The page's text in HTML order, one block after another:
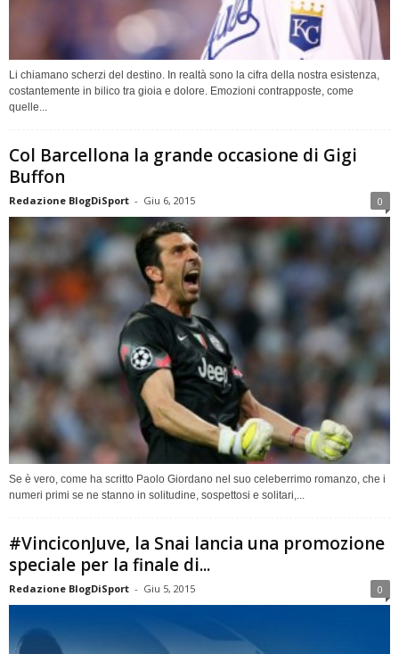
Li chiamano scherzi del destino. In realtà sono la cifra della nostra esistenza,
costantemente in bilico tra gioia e dolore. Emozioni contrapposte, come
quelle...
Col Barcellona la grande occasione di Gigi
Buffon
Redazione BlogDiSport - Giu 6, 2015 0
Se è vero, come ha scritto Paolo Giordano nel suo celeberrimo romanzo, che i
numeri primi se ne stanno in solitudine, sospettosi e solitari,...
#VinciconJuve, la Snai lancia una promozione
speciale per la finale di...
Redazione BlogDiSport - Giu 5, 2015 0